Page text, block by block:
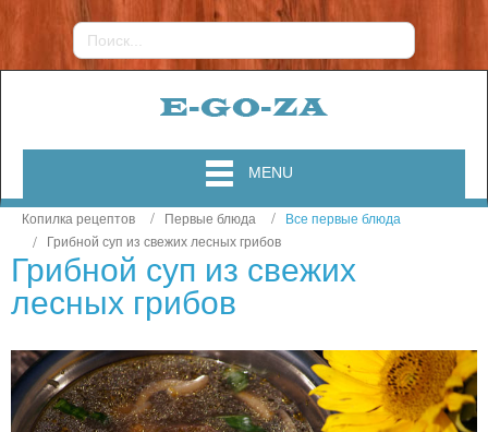
MENU
Копилка рецептов Первые блюда
Все первые блюда
Грибной суп из свежих лесных грибов
Грибной суп из свежих
лесных грибов